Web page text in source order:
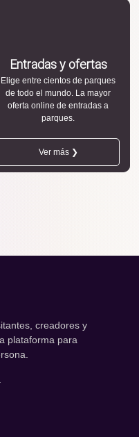
Entradas y ofertas
Elige entre cientos de parques
de todo el mundo. La mayor
oferta online de entradas a
parques.
Ver más ❯
creadores y
plataforma para